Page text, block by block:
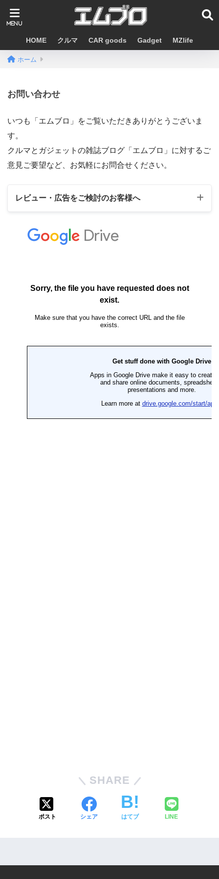
HOME クルマ CAR goods Gadget MZlife
ホーム
お問い合わせ
いつも「エムブロ」をご覧いただきありがとうございま
す。
クルマとガジェットの雑誌ブログ「エムブロ」に対するご
意見ご要望など、お気軽にお問合せください。
レビュー・広告をご検討のお客様へ
検索に強い記事を作成いたします。
撮影した写真を多く使い、実際に使用して感じ
SHARE
ポスト シェア はてブ LINE